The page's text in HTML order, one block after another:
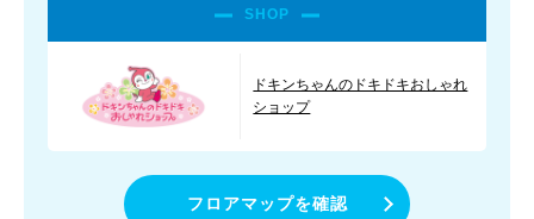
SHOP
ドキンちゃんのドキドキおしゃれ
ショップ
フロアマップを確認